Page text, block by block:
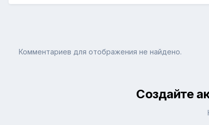
Комментариев для отображения не найдено.
Создайте